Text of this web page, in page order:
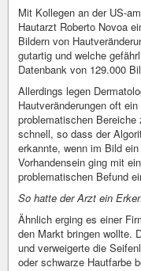
Mit Kollegen an der US-
Hautarzt Roberto Novoa
Bildern von
gutartig und welche
Datenbank von 129.000
Allerdings legen
Hautveränderungen oft
problematischen
schnell, so dass der
erkannte, wenn im Bild
Vorhandensein ging mit
problematischen Befund
So hatte der Arzt ein
Ähnlich erging es einer
den Markt bringen wollte.
und verweigerte die
oder schwarze Hautfarbe